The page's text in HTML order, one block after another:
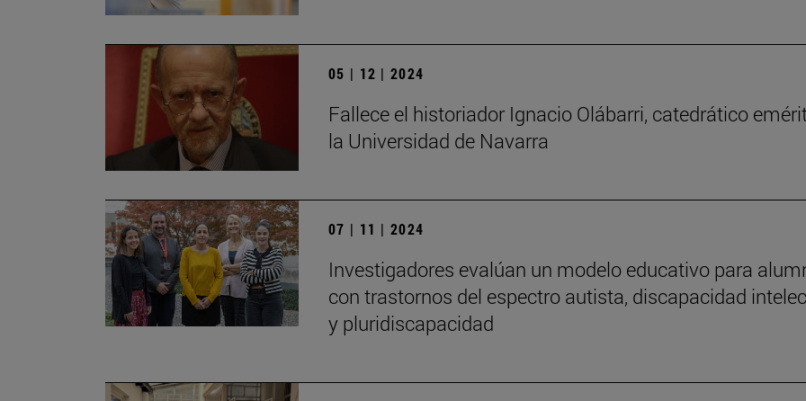
05 | 12 | 2024
Fallece el historiador Ignacio Olábarri, catedrático
la Universidad de Navarra
07 | 11 | 2024
Investigadores evalúan un modelo educativo para
con trastornos del espectro autista, discapacidad
y pluridiscapacidad